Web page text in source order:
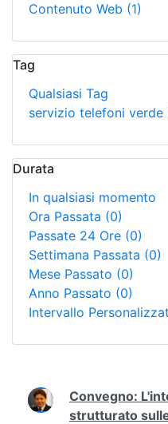
Contenuto Web (1)
Tag
Qualsiasi Tag
servizio telefoni verde
Durata
In qualsiasi momento
Ora Passata (0)
Passate 24 Ore (0)
Settimana Passata (0)
Mese Passato (0)
Anno Passato (0)
Intervallo
Ricerca
Convegno:
strutturato